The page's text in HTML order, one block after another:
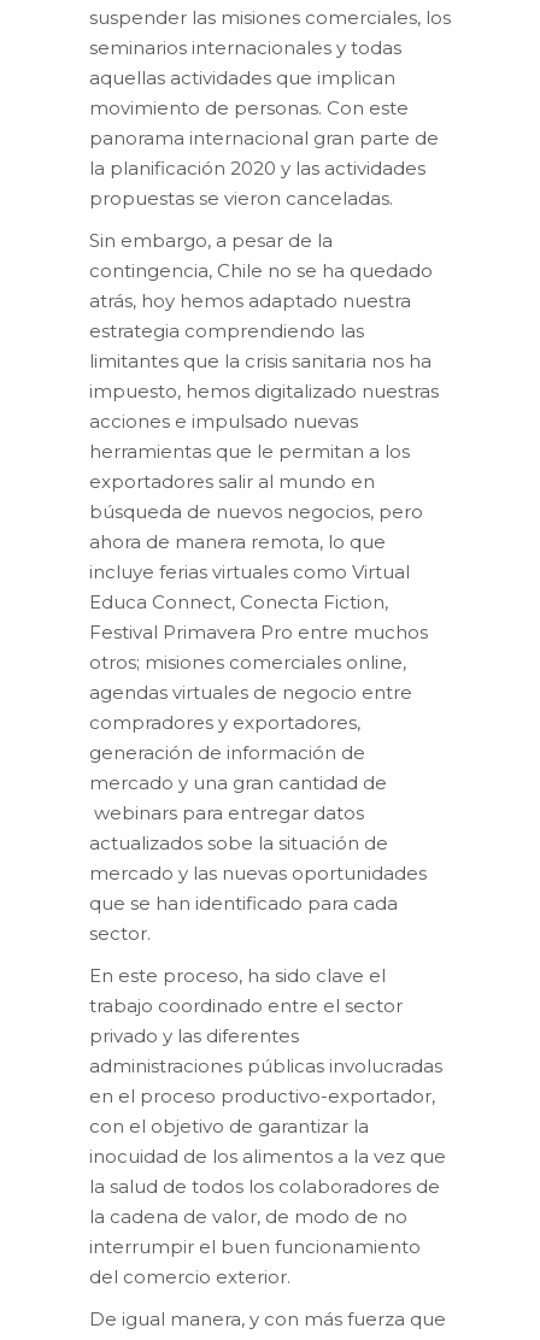
suspender las misiones comerciales, los
seminarios internacionales y todas
aquellas actividades que implican
movimiento de personas. Con este
panorama internacional gran parte de
la planificación 2020 y las actividades
propuestas se vieron canceladas.
Sin embargo, a pesar de la
contingencia, Chile no se ha quedado
atrás, hoy hemos adaptado nuestra
estrategia comprendiendo las
limitantes que la crisis sanitaria nos ha
impuesto, hemos digitalizado nuestras
acciones e impulsado nuevas
herramientas que le permitan a los
exportadores salir al mundo en
búsqueda de nuevos negocios, pero
ahora de manera remota, lo que
incluye ferias virtuales como Virtual
Educa Connect, Conecta Fiction,
Festival Primavera Pro entre muchos
otros; misiones comerciales online,
agendas virtuales de negocio entre
compradores y exportadores,
generación de información de
mercado y una gran cantidad de
webinars para entregar datos
actualizados sobe la situación de
mercado y las nuevas oportunidades
que se han identificado para cada
sector.
En este proceso, ha sido clave el
trabajo coordinado entre el sector
privado y las diferentes
administraciones públicas involucradas
en el proceso productivo-exportador,
con el objetivo de garantizar la
inocuidad de los alimentos a la vez que
la salud de todos los colaboradores de
la cadena de valor, de modo de no
interrumpir el buen funcionamiento
del comercio exterior.
De igual manera, y con más fuerza que